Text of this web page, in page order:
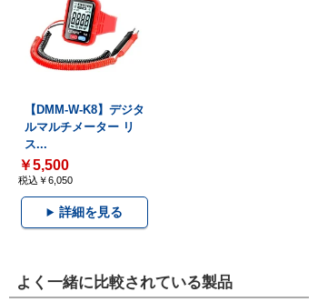
【DMM-W-K8】デジタ
ルマルチメーター リ
ス...
￥5,500
税込￥6,050
詳細を見る
よく一緒に比較されている製品